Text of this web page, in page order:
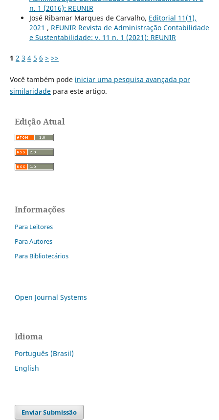
n. 1 (2016): REUNIR
José Ribamar Marques de Carvalho, Editorial 11(1),
2021 , REUNIR Revista de Administração Contabilidade
e Sustentabilidade: v. 11 n. 1 (2021): REUNIR
1 2 3 4 5 6 > >>
Você também pode iniciar uma pesquisa avançada por
similaridadepara este artigo.
Edição Atual
Informações
Para Leitores
Para Autores
Para Bibliotecários
Open Journal Systems
Idioma
Português (Brasil)
English
Enviar Submissão